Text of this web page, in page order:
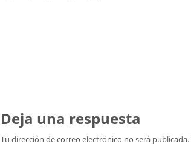
Deja una respuesta
Tu dirección de correo electrónico no será publicada.